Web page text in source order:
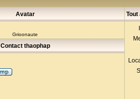
Avatar Tout
Grioonaute
Contact thaophap